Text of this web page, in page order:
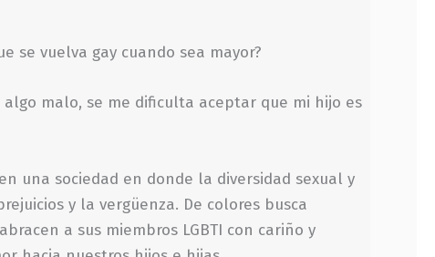
se vuelva gay cuando sea mayor?
malo, se me dificulta aceptar que mi hijo es
una sociedad en donde la diversidad sexual y
y la vergüenza. De colores busca
a sus miembros LGBTI con cariño y